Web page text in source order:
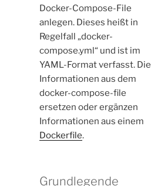
Docker-Compose-File
anlegen. Dieses heißt in
Regelfall „docker-
compose.yml“ und ist im
YAML-Format verfasst. Die
Informationen aus dem
docker-compose-file
ersetzen oder ergänzen
Informationen aus einem
Dockerfile.
Grundlegende